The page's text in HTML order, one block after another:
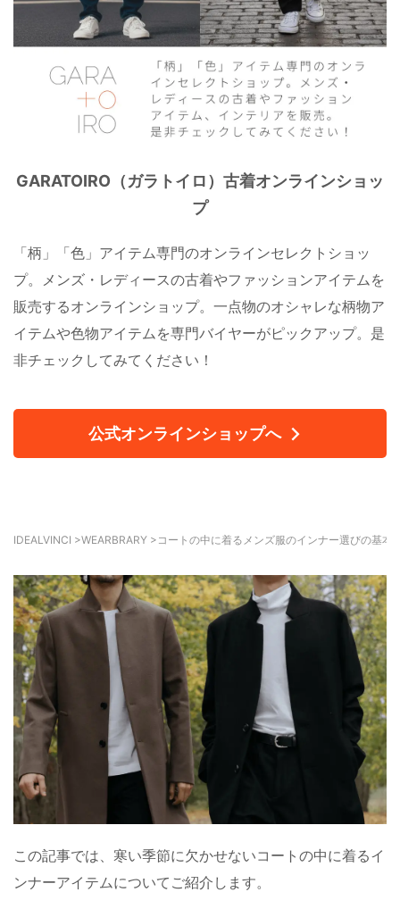
GARATOIRO（ガラトイロ）古着オンラインショッ
プ
「柄」「色」アイテム専門のオンラインセレクトショッ
プ。メンズ・レディースの古着やファッションアイテムを
販売するオンラインショップ。一点物のオシャレな柄物ア
イテムや色物アイテムを専門バイヤーがピックアップ。是
非チェックしてみてください！
公式オンラインショップへ
IDEALVINCI >WEARBRARY > コートの中に着るメンズ服のインナー選びの基本
この記事では、寒い季節に欠かせないコートの中に着るイ
ンナーアイテムについてご紹介します。